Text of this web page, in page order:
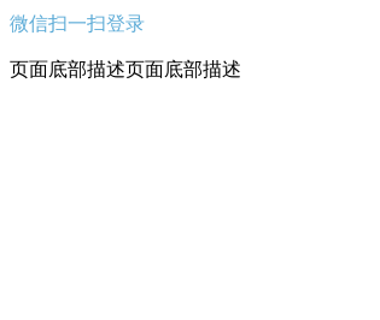
微信扫一扫登录
页面底部描述页面底部描述